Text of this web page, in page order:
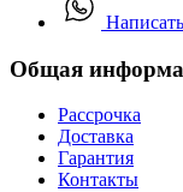
Общая
Рассрочка
Доставка
Гарантия
Контакты